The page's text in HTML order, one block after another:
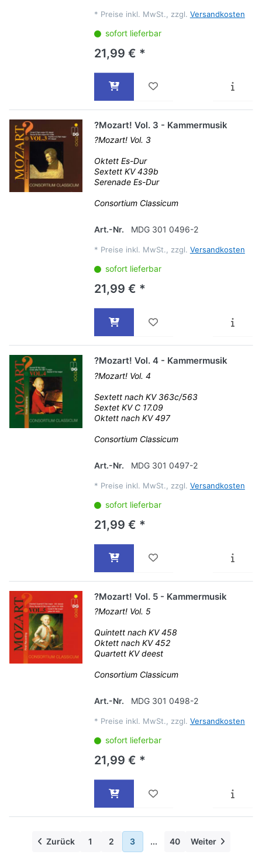
* Preise inkl. MwSt., zzgl. Versandkosten
sofort lieferbar
21,99 € *
?Mozart! Vol. 3 - Kammermusik
?Mozart! Vol. 3
Oktett Es-Dur
Sextett KV 439b
Serenade Es-Dur
Consortium Classicum
Art.-Nr. MDG 301 0496-2
* Preise inkl. MwSt., zzgl. Versandkosten
sofort lieferbar
21,99 € *
?Mozart! Vol. 4 - Kammermusik
?Mozart! Vol. 4
Sextett nach KV 363c/563
Sextet KV C 17.09
Oktett nach KV 497
Consortium Classicum
Art.-Nr. MDG 301 0497-2
* Preise inkl. MwSt., zzgl. Versandkosten
sofort lieferbar
21,99 € *
?Mozart! Vol. 5 - Kammermusik
?Mozart! Vol. 5
Quintett nach KV 458
Oktett nach KV 452
Quartett KV deest
Consortium Classicum
Art.-Nr. MDG 301 0498-2
* Preise inkl. MwSt., zzgl. Versandkosten
sofort lieferbar
21,99 € *
Zurück 1 2 3 ... 40 Weiter